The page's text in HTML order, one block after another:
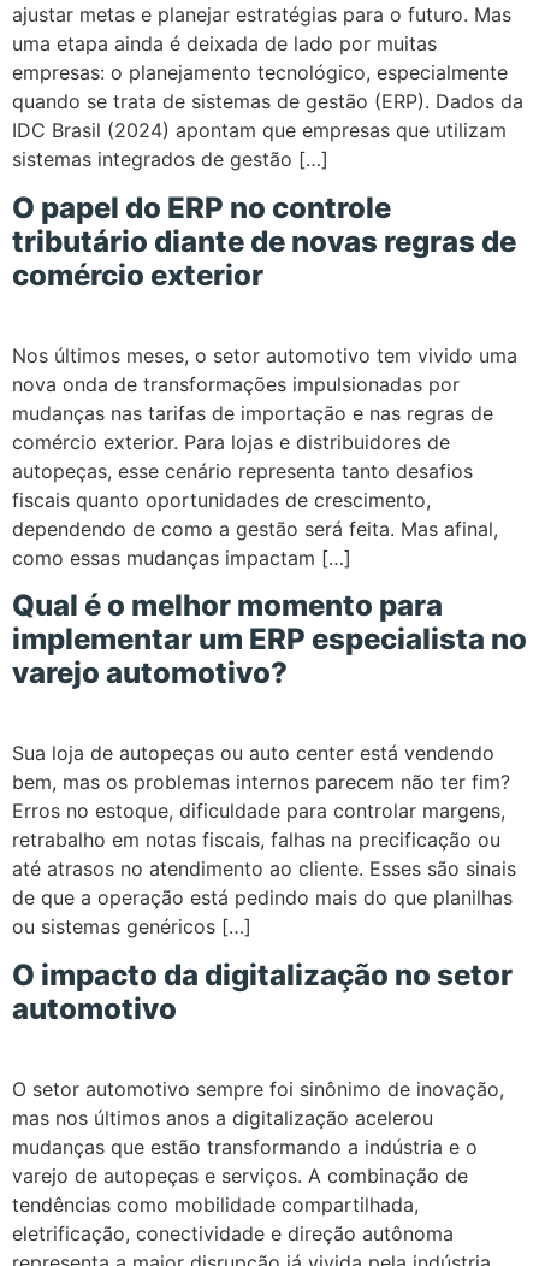
ajustar metas e planejar estratégias para o futuro. Mas
uma etapa ainda é deixada de lado por muitas
empresas: o planejamento tecnológico, especialmente
quando se trata de sistemas de gestão (ERP). Dados da
IDC Brasil (2024) apontam que empresas que utilizam
sistemas integrados de gestão […]
O papel do ERP no controle
tributário diante de novas regras de
comércio exterior
Nos últimos meses, o setor automotivo tem vivido uma
nova onda de transformações impulsionadas por
mudanças nas tarifas de importação e nas regras de
comércio exterior. Para lojas e distribuidores de
autopeças, esse cenário representa tanto desafios
fiscais quanto oportunidades de crescimento,
dependendo de como a gestão será feita. Mas afinal,
como essas mudanças impactam […]
Qual é o melhor momento para
implementar um ERP especialista no
varejo automotivo?
Sua loja de autopeças ou auto center está vendendo
bem, mas os problemas internos parecem não ter fim?
Erros no estoque, dificuldade para controlar margens,
retrabalho em notas fiscais, falhas na precificação ou
até atrasos no atendimento ao cliente. Esses são sinais
de que a operação está pedindo mais do que planilhas
ou sistemas genéricos […]
O impacto da digitalização no setor
automotivo
O setor automotivo sempre foi sinônimo de inovação,
mas nos últimos anos a digitalização acelerou
mudanças que estão transformando a indústria e o
varejo de autopeças e serviços. A combinação de
tendências como mobilidade compartilhada,
eletrificação, conectividade e direção autônoma